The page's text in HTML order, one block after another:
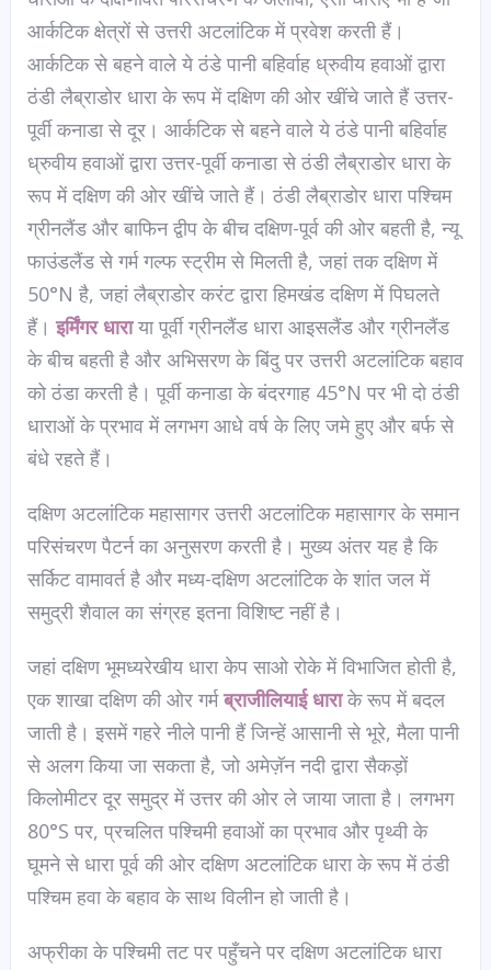
आर्कटिक क्षेत्रों से उत्तरी अटलांटिक में प्रवेश करती हैं।
आर्कटिक से बहने वाले ये ठंडे पानी बहिर्वाह ध्रुवीय हवाओं द्वारा
ठंडी लैब्राडोर धारा के रूप में दक्षिण की ओर खींचे जाते हैं उत्तर-
पूर्वी कनाडा से दूर। आर्कटिक से बहने वाले ये ठंडे पानी बहिर्वाह
ध्रुवीय हवाओं द्वारा उत्तर-पूर्वी कनाडा से ठंडी लैब्राडोर धारा के
रूप में दक्षिण की ओर खींचे जाते हैं। ठंडी लैब्राडोर धारा पश्चिम
ग्रीनलैंड और बाफिन द्वीप के बीच दक्षिण-पूर्व की ओर बहती है, न्यू
फाउंडलैंड से गर्म गल्फ स्ट्रीम से मिलती है, जहां तक ​​दक्षिण में
50°N है, जहां लैब्राडोर करंट द्वारा हिमखंड दक्षिण में पिघलते
हैं।इर्मिंगर धाराया पूर्वी ग्रीनलैंड धारा आइसलैंड और ग्रीनलैंड
के बीच बहती है और अभिसरण के बिंदु पर उत्तरी अटलांटिक बहाव
को ठंडा करती है। पूर्वी कनाडा के बंदरगाह 45°N पर भी दो ठंडी
धाराओं के प्रभाव में लगभग आधे वर्ष के लिए जमे हुए और बर्फ से
बंधे रहते हैं।
दक्षिण अटलांटिक महासागर उत्तरी अटलांटिक महासागर के समान
परिसंचरण पैटर्न का अनुसरण करती है। मुख्य अंतर यह है कि
सर्किट वामावर्त है और मध्य-दक्षिण अटलांटिक के शांत जल में
समुद्री शैवाल का संग्रह इतना विशिष्ट नहीं है।
जहां दक्षिण भूमध्यरेखीय धारा केप साओ रोके में विभाजित होती है,
एक शाखा दक्षिण की ओर गर्मब्राजीलियाई धाराके रूप में बदल
जाती है। इसमें गहरे नीले पानी हैं जिन्हें आसानी से भूरे, मैला पानी
से अलग किया जा सकता है, जो अमेज़ॅन नदी द्वारा सैकड़ों
किलोमीटर दूर समुद्र में उत्तर की ओर ले जाया जाता है। लगभग
80°S पर, प्रचलित पश्चिमी हवाओं का प्रभाव और पृथ्वी के
घूमने से धारा पूर्व की ओर दक्षिण अटलांटिक धारा के रूप में ठंडी
पश्चिम हवा के बहाव के साथ विलीन हो जाती है।
अफ्रीका के पश्चिमी तट पर पहुँचने पर दक्षिण अटलांटिक धारा